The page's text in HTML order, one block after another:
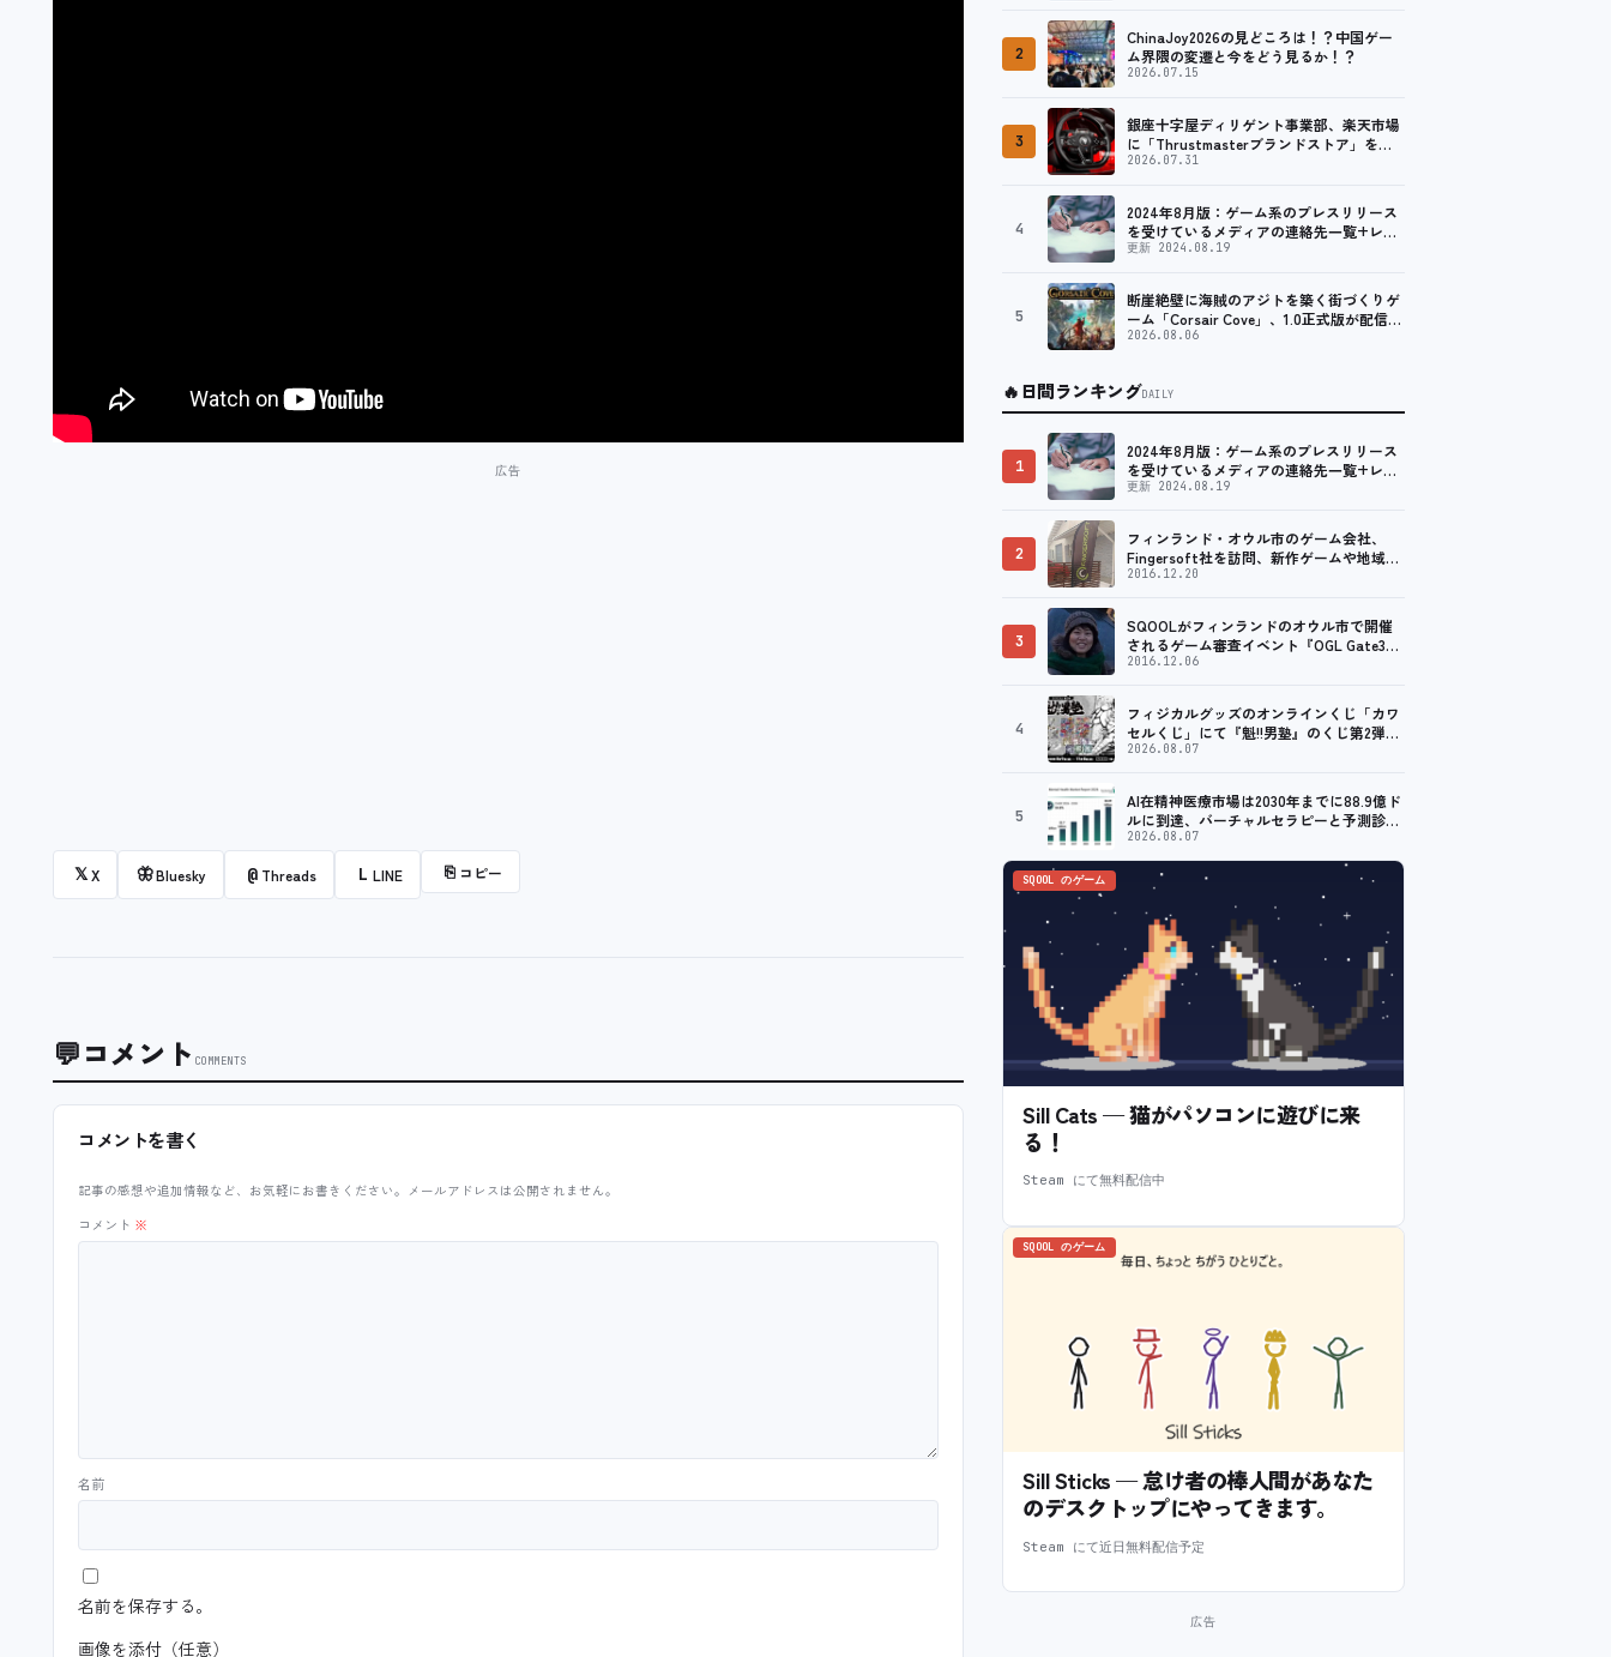
𝕏X 🦋Bluesky @ Threads L LINE ⎘ コピー
💬コメント COMMENTS
コメントを書く
記事の感想や追加情報など、お気軽にお書きください。メールアドレスは公開されません。
コメント ※
名前
名前を保存する。
画像を添付（任意）
2
ChinaJoy2026の見どころは！？中国ゲー
ム界隈の変遷と今をどう見るか！？
2026.07.15
3
銀座十字屋ディリゲント事業部、楽天市場
に「Thrustmasterブランドストア」をオ
ープン。記念キャンペーンでポイントアッ
2026.07.31
4
2024年8月版：ゲーム系のプレスリリース
を受けているメディアの連絡先一覧+レビ
ュー依頼先一覧
更新 2024.08.19
5
断崖絶壁に海賊のアジトを築く街づくりゲ
ーム「Corsair Cove」、1.0正式版が配信開
始！
2026.08.06
🔥日間ランキングDAILY
1
2024年8月版：ゲーム系のプレスリリース
を受けているメディアの連絡先一覧+レビ
ュー依頼先一覧
更新 2024.08.19
2
フィンランド・オウル市のゲーム会社、
Fingersoft社を訪問、新作ゲームや地域貢
献について聞いてきました
2016.12.20
3
SQOOLがフィンランドのオウル市で開催
されるゲーム審査イベント『OGL Gate3』
のメディアパートナーに！
2016.12.06
4
フィジカルグッズのオンラインくじ「カワ
セルくじ」にて『魁!!男塾』のくじ第2弾が
販売開始！
2026.08.07
5
AI在精神医療市場は2030年までに88.9億ド
ルに到達、バーチャルセラピーと予測診断
の普及が加速
2026.08.07
SQOOL のゲーム
Sill Cats — 猫がパソコンに遊びに来
る！
Steam にて無料配信中
SQOOL のゲーム
Sill Sticks — 怠け者の棒人間があなた
のデスクトップにやってきます。
Steam にて近日無料配信予定